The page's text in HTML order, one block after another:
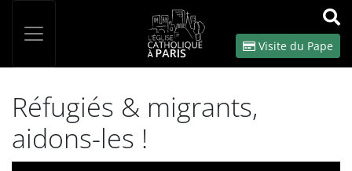
OK
Visite du Pape
Réfugiés & migrants,
aidons-les !
Panneau de gestion des cookies